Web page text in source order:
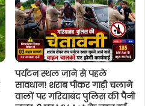
पर्यटन स्थल जाने से पहले
सावधान! शराब पीकर गाड़ी चलाने
वालों पर गरियाबंद पुलिस की पैनी